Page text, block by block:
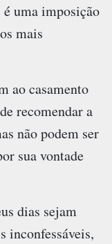
uma imposição
mais
ao casamento
recomendar a
não podem ser
sua vontade
dias sejam
inconfessáveis,